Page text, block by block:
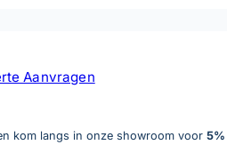
Natural Smoked aantal
Aanvragen
kom langs in onze showroom voor 5%